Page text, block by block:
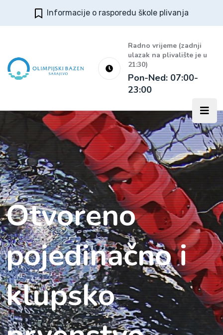
Informacije o rasporedu škole plivanja
Radno vrijeme (zadnji
ulazak na plivalište je u
21:30)
Pon-Ned: 07:00-
23:00
Otvoreno
pojedinačno i
klupsko